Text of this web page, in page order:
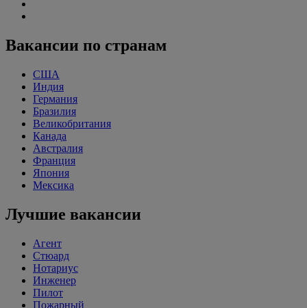
Вакансии по странам
США
Индия
Германия
Бразилия
Великобритания
Канада
Австралия
Франция
Япония
Мексика
Лучшие вакансии
Агент
Стюард
Нотариус
Инженер
Пилот
Пожарный